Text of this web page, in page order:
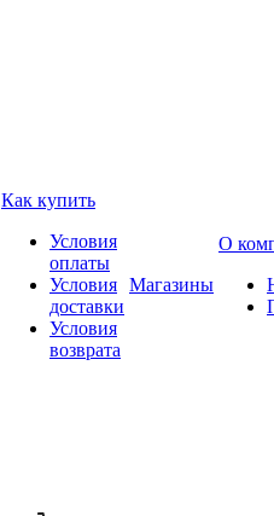
Как купить
Условия
оплаты
Условия
доставки
Условия
возврата
Магазины
О